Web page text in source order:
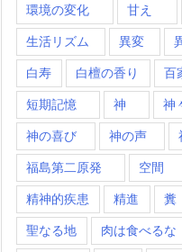
環境の変化 甘え
生活リズム 異変
白寿 白檀の香り 百
短期記憶 神 神
神の喜び 神の声
福島第二原発 空間
精神的疾患 精進 糞
聖なる地 肉は食べるな